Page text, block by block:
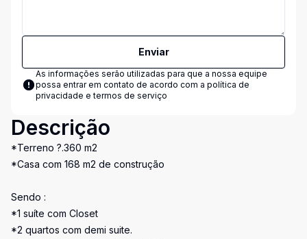
Enviar
As informações serão utilizadas para que a nossa equipe
possa entrar em contato de acordo com a política de
privacidade e termos de serviço
Descrição
*Terreno ?.360 m2
*Casa com 168 m2 de construção
Sendo :
*1 suíte com Closet
*2 quartos com demi suite.